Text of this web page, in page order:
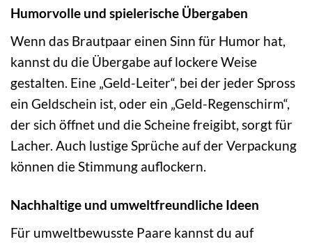
Humorvolle und spielerische Übergaben
Wenn das Brautpaar einen Sinn für Humor hat,
kannst du die Übergabe auf lockere Weise
gestalten. Eine „Geld-Leiter“, bei der jeder Spross
ein Geldschein ist, oder ein „Geld-Regenschirm“,
der sich öffnet und die Scheine freigibt, sorgt für
Lacher. Auch lustige Sprüche auf der Verpackung
können die Stimmung auflockern.
Nachhaltige und umweltfreundliche Ideen
Für umweltbewusste Paare kannst du auf